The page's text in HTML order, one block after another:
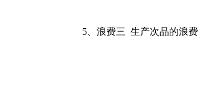
4
浪费三 生产次